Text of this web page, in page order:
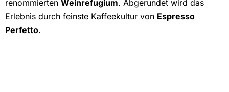
renommierten Weinrefugium. Abgerundet wird das
Erlebnis durch feinste Kaffeekultur von Espresso
Perfetto.